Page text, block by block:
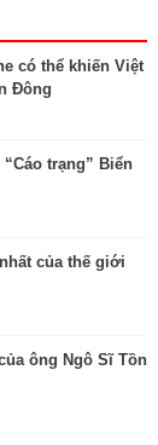
có thể khiến Việt
Đông
trạng” Biển
của thế giới
ông Ngô Sĩ Tồn